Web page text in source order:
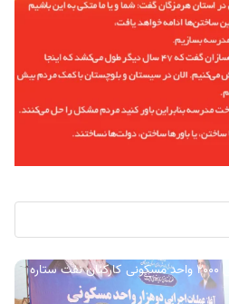
گزارش تصویری/ آیین کلنگ زنی ۲۰۰۰ واحد مسکونی کارکنان نفت ستاره